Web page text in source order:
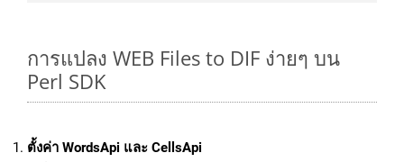
การแปลง WEB Files to DIF ง่ายๆ บน
Perl SDK
ตั้งค่า WordsApi และ CellsApi